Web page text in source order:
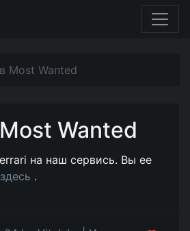
Most Wanted
Wanted
на наш сервись. Вы ее
здесь .